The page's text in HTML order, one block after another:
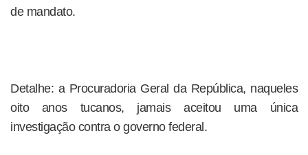
de mandato.
Detalhe: a Procuradoria Geral da República, naqueles
oito anos tucanos, jamais aceitou uma única
investigação contra o governo federal.